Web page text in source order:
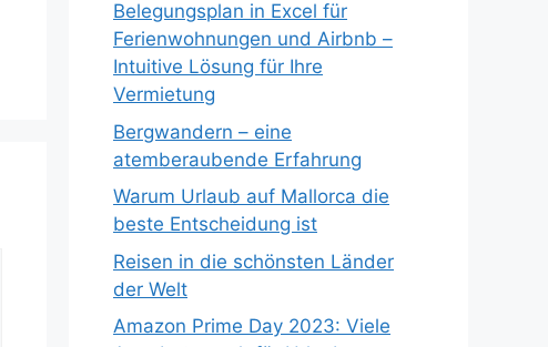
Belegungsplan in Excel für
Ferienwohnungen und Airbnb –
Intuitive Lösung für Ihre
Vermietung
Bergwandern – eine
atemberaubende Erfahrung
Warum Urlaub auf Mallorca die
beste Entscheidung ist
Reisen in die schönsten Länder
der Welt
Amazon Prime Day 2023: Viele